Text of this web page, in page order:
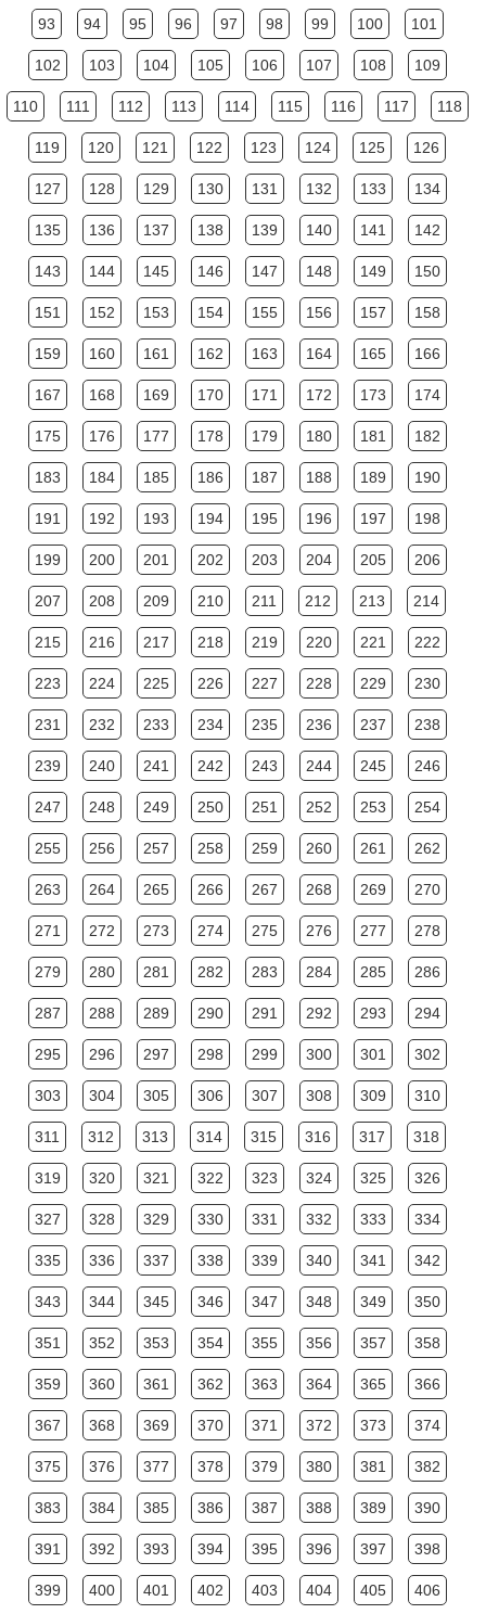
93 94 95 96 97 98 99 100 101
102 103 104 105 106 107 108 109
110 111 112 113 114 115 116 117 118
119 120 121 122 123 124 125 126
127 128 129 130 131 132 133 134
135 136 137 138 139 140 141 142
143 144 145 146 147 148 149 150
151 152 153 154 155 156 157 158
159 160 161 162 163 164 165 166
167 168 169 170 171 172 173 174
175 176 177 178 179 180 181 182
183 184 185 186 187 188 189 190
191 192 193 194 195 196 197 198
199 200 201 202 203 204 205 206
207 208 209 210 211 212 213 214
215 216 217 218 219 220 221 222
223 224 225 226 227 228 229 230
231 232 233 234 235 236 237 238
239 240 241 242 243 244 245 246
247 248 249 250 251 252 253 254
255 256 257 258 259 260 261 262
263 264 265 266 267 268 269 270
271 272 273 274 275 276 277 278
279 280 281 282 283 284 285 286
287 288 289 290 291 292 293 294
295 296 297 298 299 300 301 302
303 304 305 306 307 308 309 310
311 312 313 314 315 316 317 318
319 320 321 322 323 324 325 326
327 328 329 330 331 332 333 334
335 336 337 338 339 340 341 342
343 344 345 346 347 348 349 350
351 352 353 354 355 356 357 358
359 360 361 362 363 364 365 366
367 368 369 370 371 372 373 374
375 376 377 378 379 380 381 382
383 384 385 386 387 388 389 390
391 392 393 394 395 396 397 398
399 400 401 402 403 404 405 406